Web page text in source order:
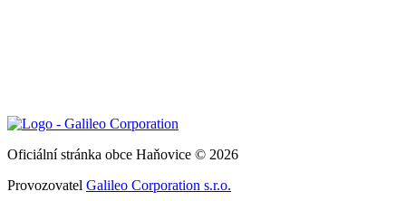
Oficiální stránka obce Haňovice © 2026
Provozovatel Galileo Corporation s.r.o.